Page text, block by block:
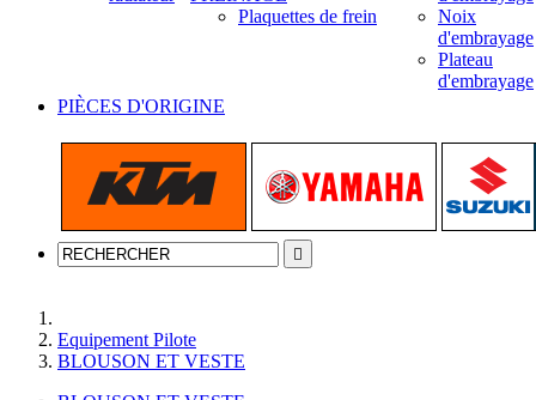
Plaquettes de frein
Noix
d'embrayage
Plateau
d'embrayage
PIÈCES D'ORIGINE

Equipement Pilote
BLOUSON ET VESTE